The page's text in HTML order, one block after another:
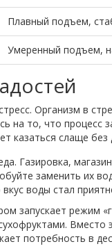
Плавный подъем,
Умеренный подъем,
Организм в
на то, что процесс
казаться слаще без
Газировка,
заменить их
воды стал
запускает режим
Вместо
потребность в